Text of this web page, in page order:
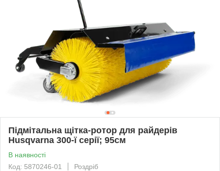
Підмітальна щітка-ротор для райдерів
Husqvarna 300-ї серії; 95см
В наявності
Код: 5870246-01
Роздріб